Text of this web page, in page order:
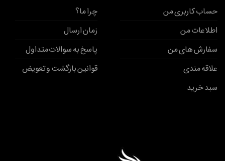
حساب کاربری من
اطلاعات من
سفارش های من
علاقه مندی
سبد خرید
چرا ما؟
زمان ارسال
پاسخ به سوالات متداول
قوانین بازگشت و تعویض